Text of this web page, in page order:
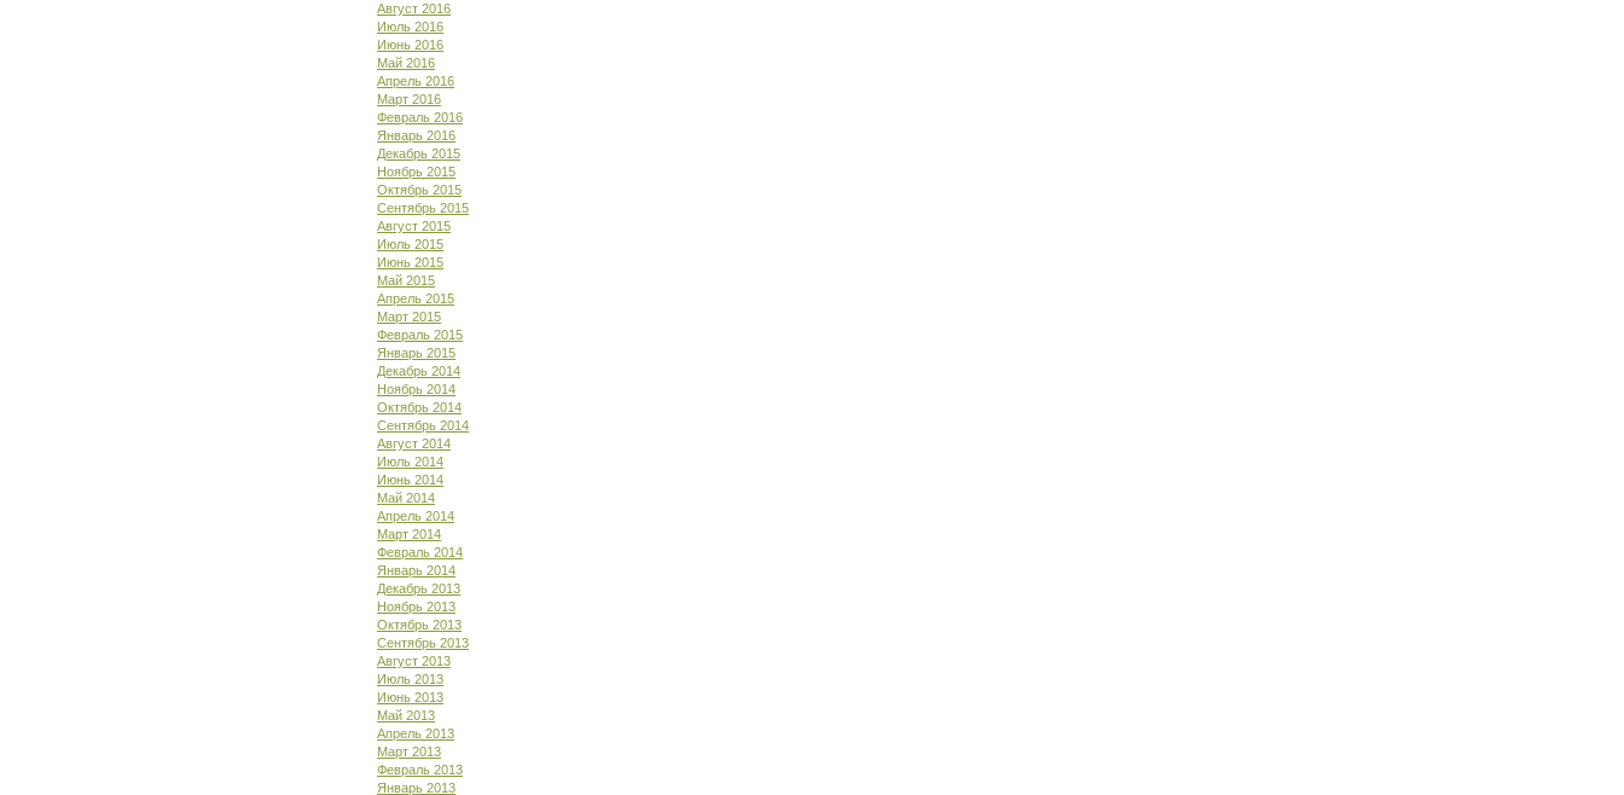
Август 2016
Июль 2016
Июнь 2016
Май 2016
Апрель 2016
Март 2016
Февраль 2016
Январь 2016
Декабрь 2015
Ноябрь 2015
Октябрь 2015
Сентябрь 2015
Август 2015
Июль 2015
Июнь 2015
Май 2015
Апрель 2015
Март 2015
Февраль 2015
Январь 2015
Декабрь 2014
Ноябрь 2014
Октябрь 2014
Сентябрь 2014
Август 2014
Июль 2014
Июнь 2014
Май 2014
Апрель 2014
Март 2014
Февраль 2014
Январь 2014
Декабрь 2013
Ноябрь 2013
Октябрь 2013
Сентябрь 2013
Август 2013
Июль 2013
Июнь 2013
Май 2013
Апрель 2013
Март 2013
Февраль 2013
Январь 2013